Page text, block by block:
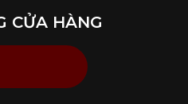
CỬA HÀNG